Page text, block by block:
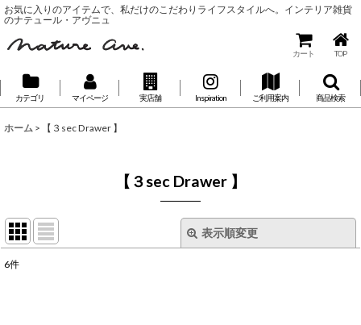
お気に入りのアイテムで、私だけのこだわりライフスタイルへ。インテリア雑貨
のナテュール・アヴニュ
カート TOP
カテゴリ マイページ 実店舗 Inspiration ご利用案内 商品検索
ホーム > 【３sec Drawer 】
【３sec Drawer 】
表示順変更
6件